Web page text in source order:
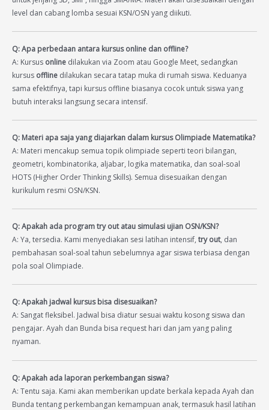
level dan cabang lomba sesuai KSN/OSN yang diikuti.
Q: Apa perbedaan antara kursus online dan offline?
A: Kursus online dilakukan via Zoom atau Google Meet, sedangkan
kursus offline dilakukan secara tatap muka di rumah siswa. Keduanya
sama efektifnya, tapi kursus offline biasanya cocok untuk siswa yang
butuh interaksi langsung secara intensif.
Q: Materi apa saja yang diajarkan dalam kursus Olimpiade Matematika?
A: Materi mencakup semua topik olimpiade seperti teori bilangan,
geometri, kombinatorika, aljabar, logika matematika, dan soal-soal
HOTS (Higher Order Thinking Skills). Semua disesuaikan dengan
kurikulum resmi OSN/KSN.
Q: Apakah ada program try out atau simulasi ujian OSN/KSN?
A: Ya, tersedia. Kami menyediakan sesi latihan intensif, try out, dan
pembahasan soal-soal tahun sebelumnya agar siswa terbiasa dengan
pola soal Olimpiade.
Q: Apakah jadwal kursus bisa disesuaikan?
A: Sangat fleksibel. Jadwal bisa diatur sesuai waktu kosong siswa dan
pengajar. Ayah dan Bunda bisa request hari dan jam yang paling
nyaman.
Q: Apakah ada laporan perkembangan siswa?
A: Tentu saja. Kami akan memberikan update berkala kepada Ayah dan
Bunda tentang perkembangan kemampuan anak, termasuk hasil latihan